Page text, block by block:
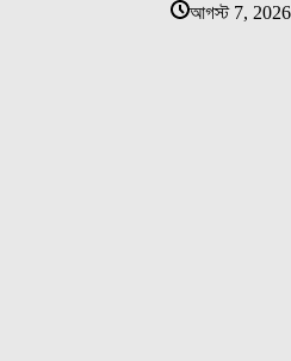
আগস্ট 7, 2026